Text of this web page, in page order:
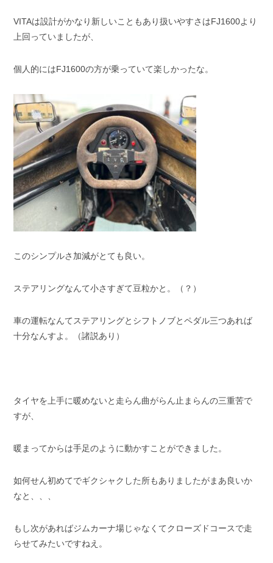
VITAは設計がかなり新しいこともあり扱いやすさはFJ1600より
上回っていましたが、
個人的にはFJ1600の方が乗っていて楽しかったな。
このシンプルさ加減がとても良い。
ステアリングなんて小さすぎて豆粒かと。（？）
車の運転なんてステアリングとシフトノブとペダル三つあれば
十分なんすよ。（諸説あり）
タイヤを上手に暖めないと走らん曲がらん止まらんの三重苦で
すが、
暖まってからは手足のように動かすことができました。
如何せん初めてでギクシャクした所もありましたがまあ良いか
なと、、、
もし次があればジムカーナ場じゃなくてクローズドコースで走
らせてみたいですねえ。